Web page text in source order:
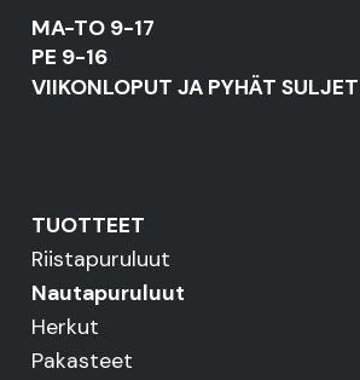
MA-TO 9-17
PE 9-16
VIIKONLOPUT JA PYHÄT
TUOTTEET
Riistapuruluut
Nautapuruluut
Herkut
Pakasteet